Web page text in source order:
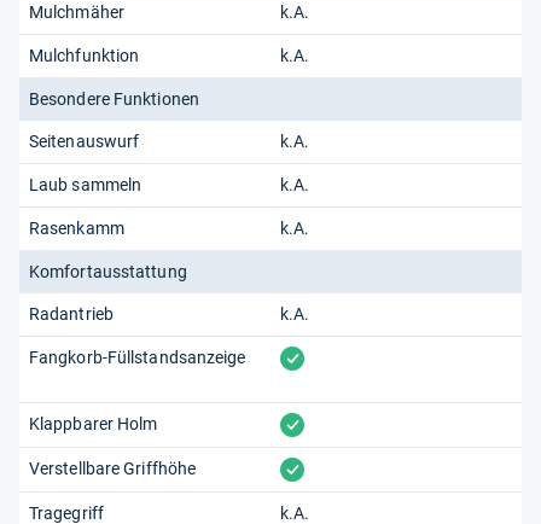
Mulchmäher k.A.
Mulchfunktion k.A.
Besondere Funktionen
Seitenauswurf k.A.
Laub sammeln k.A.
Rasenkamm k.A.
Komfortausstattung
Radantrieb k.A.
Fangkorb-Füllstandsanzeige vorhanden
Klappbarer Holm vorhanden
Verstellbare Griffhöhe vorhanden
Tragegriff k.A.